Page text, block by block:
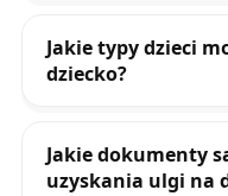
Jakie typy dzieci
dziecko?
Jakie dokumenty
uzyskania ulgi na